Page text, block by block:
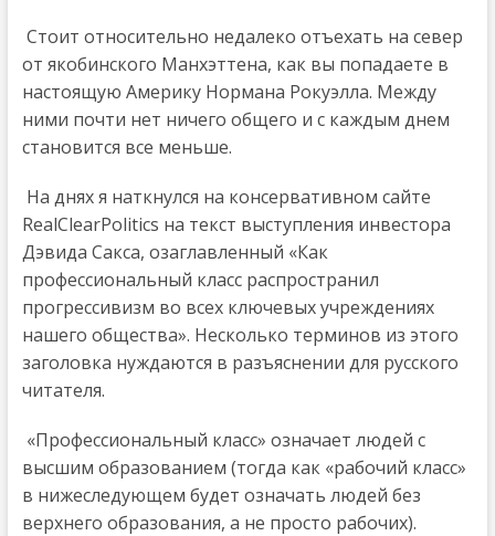
Стоит относительно недалеко отъехать на север
от якобинского Манхэттена, как вы попадаете в
настоящую Америку Нормана Рокуэлла. Между
ними почти нет ничего общего и с каждым днем
становится все меньше.
На днях я наткнулся на консервативном сайте
RealClearPolitics на текст выступления инвестора
Дэвида Сакса, озаглавленный «Как
профессиональный класс распространил
прогрессивизм во всех ключевых учреждениях
нашего общества». Несколько терминов из этого
заголовка нуждаются в разъяснении для русского
читателя.
«Профессиональный класс» означает людей с
высшим образованием (тогда как «рабочий класс»
в нижеследующем будет означать людей без
верхнего образования, а не просто рабочих).